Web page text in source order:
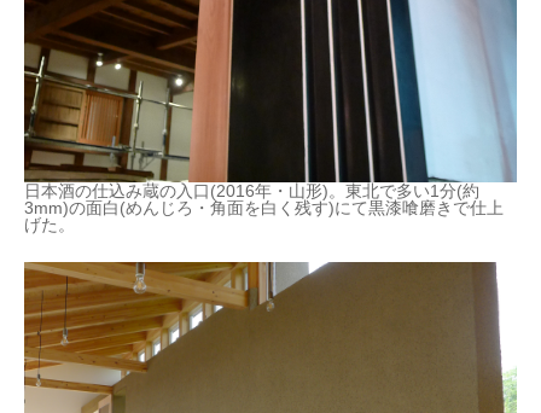
日本酒の仕込み蔵の入口(2016年・山形)。東北で多い1分(約
3mm)の面白(めんじろ・角面を白く残す)にて黒漆喰磨きで仕上
げた。